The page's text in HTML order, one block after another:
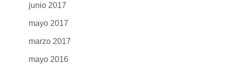
junio 2017
mayo 2017
marzo 2017
mayo 2016